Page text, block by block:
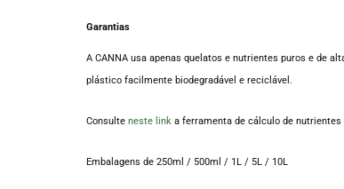
Garantias
A CANNA usa apenas quelatos e nutrientes puros e de
plástico facilmente biodegradável e reciclável.
Consulteneste link a ferramenta de cálculo de nutrientes
Embalagens de 250ml / 500ml / 1L / 5L / 10L